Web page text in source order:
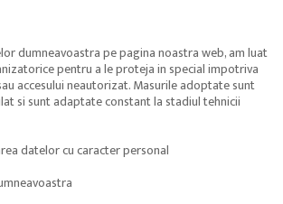
dumneavoastra pe pagina noastra web, am luat
pentru a le proteja in special impotriva
accesului neautorizat. Masurile adoptate sunt
si sunt adaptate constant la stadiul tehnicii
datelor cu caracter personal